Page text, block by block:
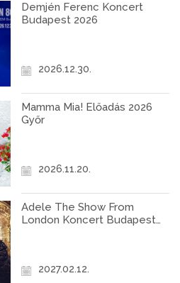
Demjén Ferenc Koncert
Budapest 2026
2026.12.30.
Mamma Mia! Előadás 2026
Győr
2026.11.20.
Adele The Show From
London Koncert Budapest
2027.02.12.